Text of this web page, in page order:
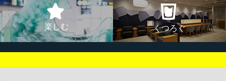
楽しむ くつろぐ